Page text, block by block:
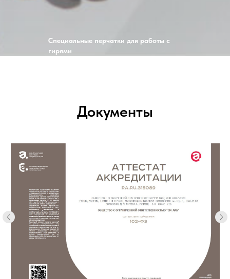
Специальные перчатки для работы с
гирями
Документы